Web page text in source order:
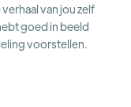
van jou zelf
goed in beeld
voorstellen.